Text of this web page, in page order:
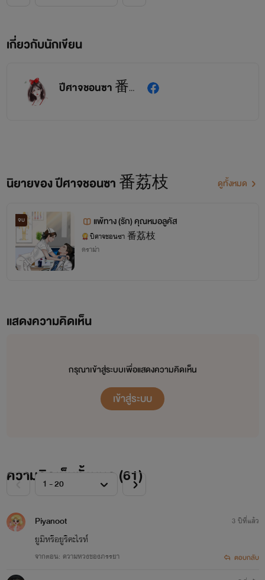
เกี่ยวกับนักเขียน
ปีศาจชอนซา 番荔枝
นิยายของ ปีศาจชอนซา 番荔枝 ดูทั้งหมด
จบ แพ้ทาง (รัก) คุณหมอลูคัส
ปีศาจชอนซา 番荔枝
ดราม่า
แสดงความคิดเห็น
กรุณาเข้าสู่ระบบเพื่อแสดงความคิดเห็น
เข้าสู่ระบบ
ความคิดเห็นทั้งหมด (61)
Piyanoot
ยูมิหรือยูริคะไรท์
จากตอน: ความหวงของภรรยา
3 ปีที่แล้ว
ตอบกลับ